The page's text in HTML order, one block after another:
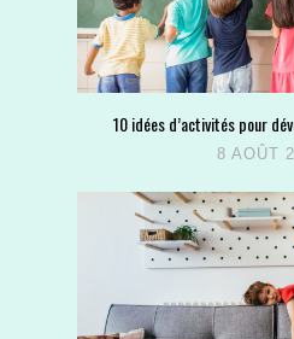
10 idées d’activités pour
8 AOÛT